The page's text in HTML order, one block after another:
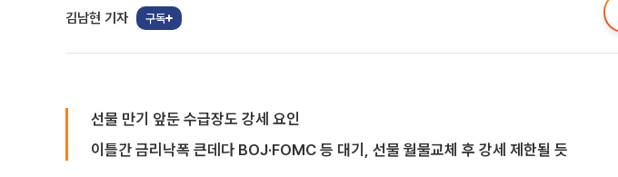
김남현 기자 구독
선물 만기 앞둔 수급장도 강세 요인
이틀간 금리낙폭 큰데다 BOJ·FOMC 등 대기, 선물 월물교체 후 강세 제한될 듯